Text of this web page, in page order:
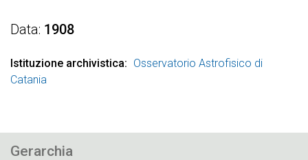
Data 1908
Istituzione archivistica
Osservatorio Astrofisico di
Catania
Gerarchia